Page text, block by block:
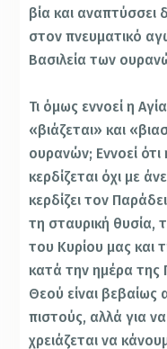
βία και
στον πνευματικό
Βασιλεία των
Τι όμως εννοεί η
«βιάζεται» και
ουρανών; Εννοεί
κερδίζεται όχι με
κερδίζει τον
τη σταυρική θυσία,
του Κυρίου μας και
κατά την ημέρα της
Θεού είναι βεβαίως
πιστούς, αλλά για
χρειάζεται να